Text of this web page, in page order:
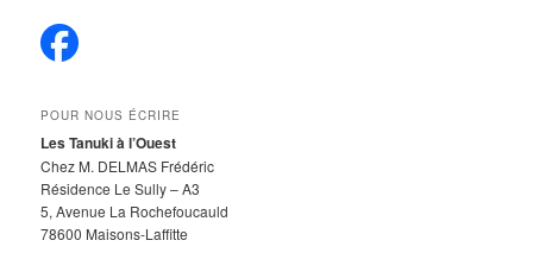
POUR NOUS ÉCRIRE
Les Tanuki à l’Ouest
Chez M. DELMAS Frédéric
Résidence Le Sully – A3
5, Avenue La Rochefoucauld
78600 Maisons-Laffitte